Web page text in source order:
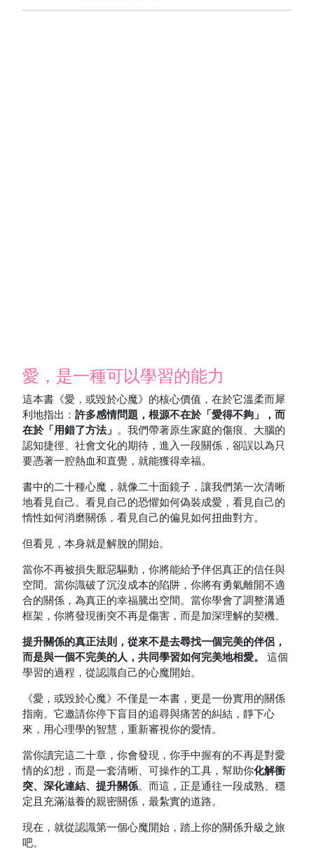
愛，是一種可以學習的能力
這本書《愛，或毀於心魔》的核心價值，在於它溫柔而犀
利地指出： 許多感情問題，根源不在於「愛得不夠」，而
在於「用錯了方法」 。我們帶著原生家庭的傷痕、大腦的
認知捷徑、社會文化的期待，進入一段關係，卻誤以為只
要憑著一腔熱血和直覺，就能獲得幸福。
書中的二十種心魔，就像二十面鏡子，讓我們第一次清晰
地看見自己。看見自己的恐懼如何偽裝成愛，看見自己的
惰性如何消磨關係，看見自己的偏見如何扭曲對方。
但看見，本身就是解脫的開始。
當你不再被損失厭惡驅動，你將能給予伴侶真正的信任與
空間。當你識破了沉沒成本的陷阱，你將有勇氣離開不適
合的關係，為真正的幸福騰出空間。當你學會了調整溝通
框架，你將發現衝突不再是傷害，而是加深理解的契機。
提升關係的真正法則，從來不是去尋找一個完美的伴侶，
而是與一個不完美的人，共同學習如何完美地相愛。
這個
學習的過程，從認識自己的心魔開始。
《愛，或毀於心魔》不僅是一本書，更是一份實用的關係
指南。它邀請你停下盲目的追尋與痛苦的糾結，靜下心
來，用心理學的智慧，重新審視你的愛情。
當你讀完這二十章，你會發現，你手中握有的不再是對愛
情的幻想，而是一套清晰、可操作的工具，幫助你化解衝
突、深化連結、提升關係。而這，正是通往一段成熟、穩
定且充滿滋養的親密關係，最紮實的道路。
現在，就從認識第一個心魔開始，踏上你的關係升級之旅
吧。